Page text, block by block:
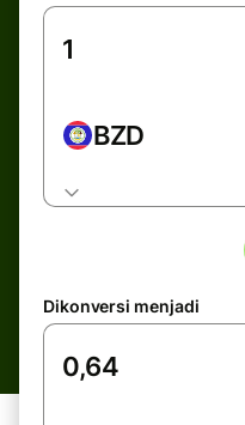
BZD
Dikonversi menjadi